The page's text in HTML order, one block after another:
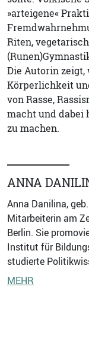
»arteigene«
Riten,
Die Autorin
Körperlichkeit
von Rasse,
macht und dabei
zu machen.
ANNA
Anna Danilina,
Mitarbeiterin am
Berlin. Sie
Institut für
studierte
MEHR